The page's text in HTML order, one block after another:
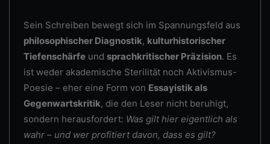
Sein Schreiben bewegt sich im Spannungsfeld aus
philosophischer Diagnostik, kulturhistorischer
Tiefenschärfeund sprachkritischer Präzision. Es
ist weder akademische Sterilität noch Aktivismus-
Poesie – eher eine Form von Essayistik als
Gegenwartskritik, die den Leser nicht beruhigt,
sondern herausfordert: Was gilt hier eigentlich als
wahr – und wer profitiert davon, dass es gilt?